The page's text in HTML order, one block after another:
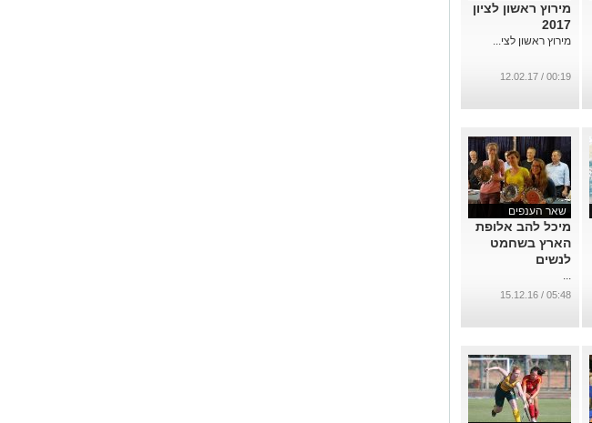
מירוץ ראשון לציון
2017
מירוץ ראשון לצי...
00:19 / 12.02.17
שאר הענפים
מיכל להב אלופת
הארץ בשחמט
לנשים
...
05:48 / 15.12.16